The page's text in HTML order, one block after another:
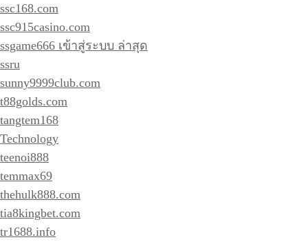
ssc168.com
ssc915casino.com
ssgame666 เข้าสู่ระบบ ล่าสุด
ssru
sunny9999club.com
t88golds.com
tangtem168
Technology
teenoi888
temmax69
thehulk888.com
tia8kingbet.com
tr1688.info